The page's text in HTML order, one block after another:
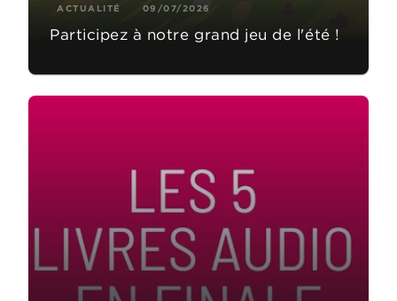
ACTUALITÉ 09/07/2026
Participez à notre grand jeu de l'été !